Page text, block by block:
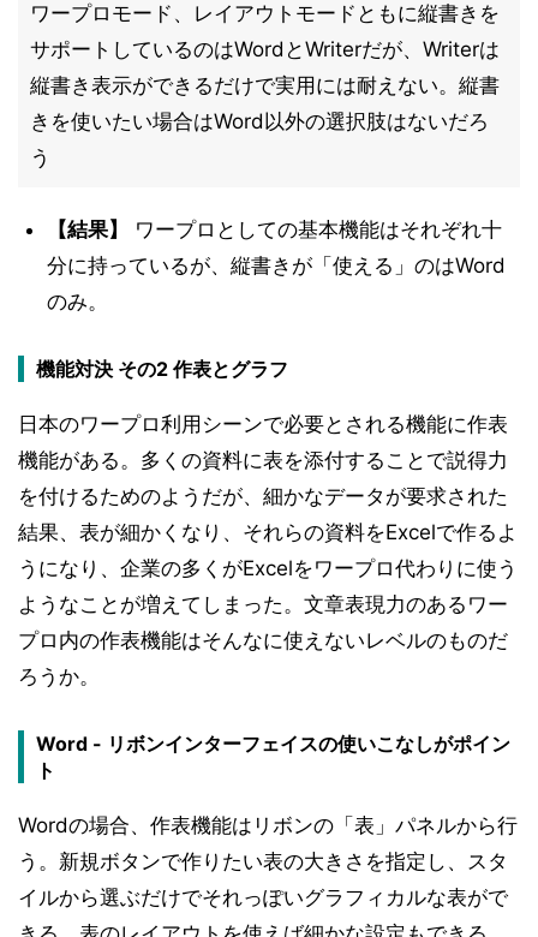
ワープロモード、レイアウトモードともに縦書きを
サポートしているのはWordとWriterだが、Writerは
縦書き表示ができるだけで実用には耐えない。縦書
きを使いたい場合はWord以外の選択肢はないだろ
う
【結果】
ワープロとしての基本機能はそれぞれ十
分に持っているが、縦書きが「使える」のはWord
のみ。
機能対決 その2 作表とグラフ
日本のワープロ利用シーンで必要とされる機能に作表
機能がある。多くの資料に表を添付することで説得力
を付けるためのようだが、細かなデータが要求された
結果、表が細かくなり、それらの資料をExcelで作るよ
うになり、企業の多くがExcelをワープロ代わりに使う
ようなことが増えてしまった。文章表現力のあるワー
プロ内の作表機能はそんなに使えないレベルのものだ
ろうか。
Word - リボンインターフェイスの使いこなしがポイン
ト
Wordの場合、作表機能はリボンの「表」パネルから行
う。新規ボタンで作りたい表の大きさを指定し、スタ
イルから選ぶだけでそれっぽいグラフィカルな表がで